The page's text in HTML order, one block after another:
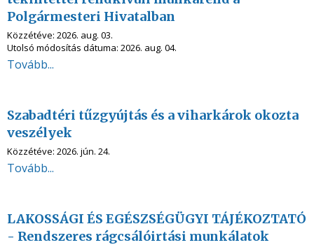
Polgármesteri Hivatalban
Közzétéve: 2026. aug. 03.
Utolsó módosítás dátuma: 2026. aug. 04.
Tovább...
Szabadtéri tűzgyújtás és a viharkárok okozta
veszélyek
Közzétéve: 2026. jún. 24.
Tovább...
LAKOSSÁGI ÉS EGÉSZSÉGÜGYI TÁJÉKOZTATÓ
- Rendszeres rágcsálóirtási munkálatok